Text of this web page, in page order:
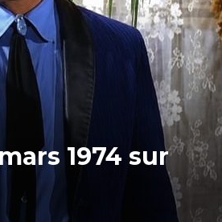
1974 sur